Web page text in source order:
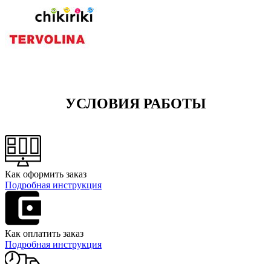
УСЛОВИЯ РАБОТЫ
Как оформить заказ
Подробная инструкция
Как оплатить заказ
Подробная инструкция